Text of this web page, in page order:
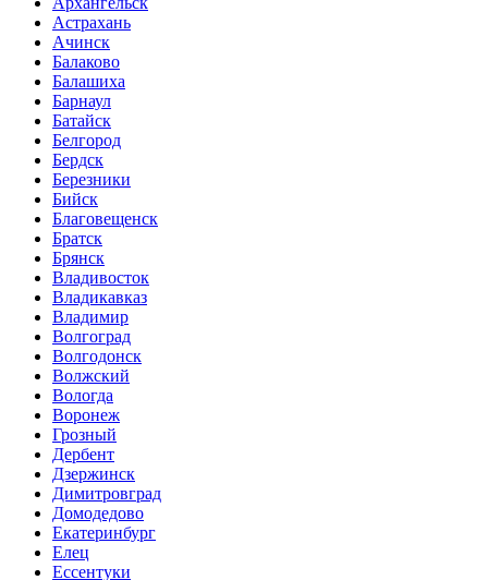
Астрахань
Ачинск
Балаково
Балашиха
Барнаул
Батайск
Белгород
Бердск
Березники
Бийск
Благовещенск
Братск
Брянск
Владивосток
Владикавказ
Владимир
Волгоград
Волгодонск
Волжский
Вологда
Воронеж
Грозный
Дербент
Дзержинск
Димитровград
Домодедово
Екатеринбург
Елец
Ессентуки